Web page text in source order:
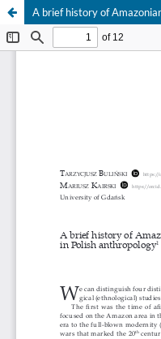
A brief history of